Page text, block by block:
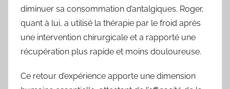
diminuer sa consommation d’antalgiques. Roger,
quant à lui, a utilisé la thérapie par le froid après
une intervention chirurgicale et a rapporté une
récupération plus rapide et moins douloureuse.
Ce retour d’expérience apporte une dimension